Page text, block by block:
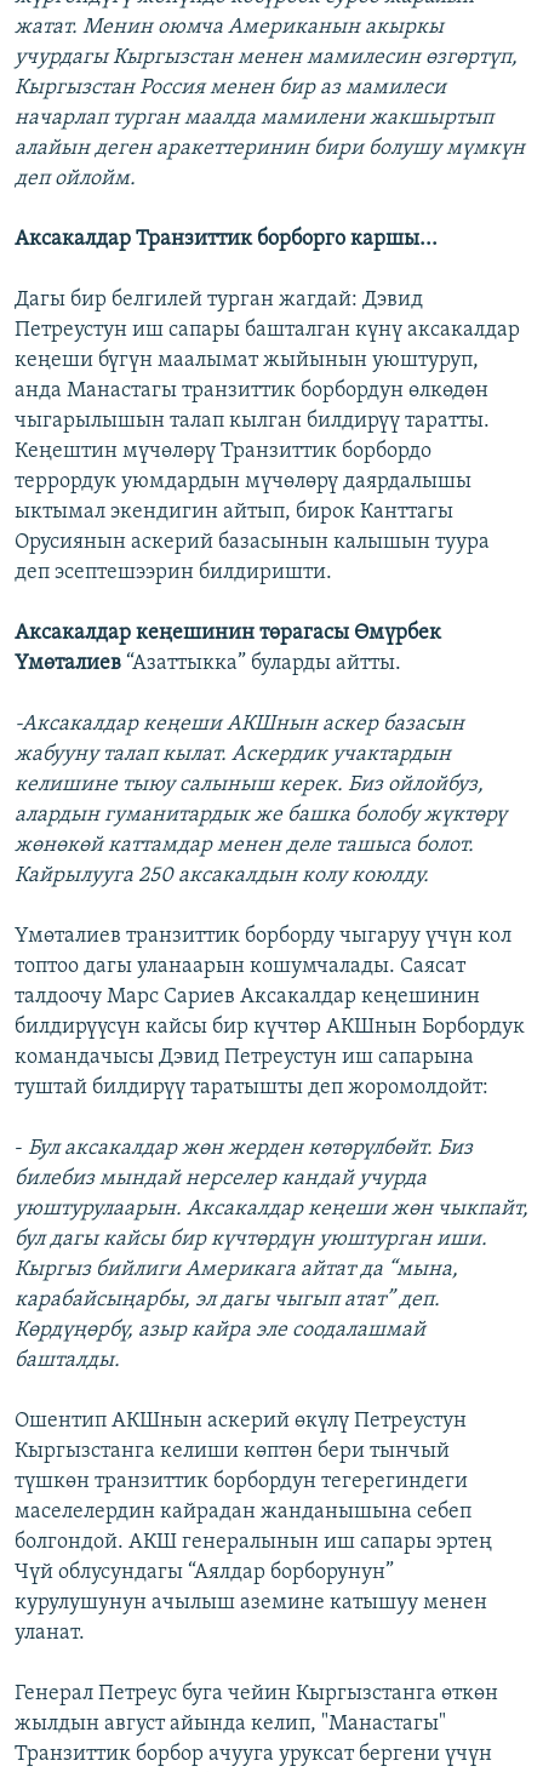
жатат. Менин оюмча Американын акыркы
учурдагы Кыргызстан менен мамилесин өзгөртүп,
Кыргызстан Россия менен бир аз мамилеси
начарлап турган маалда мамилени жакшыртып
алайын деген аракеттеринин бири болушу мүмкүн
деп ойлойм.
Аксакалдар Транзиттик борборго каршы...
Дагы бир белгилей турган жагдай: Дэвид
Петреустун иш сапары башталган күнү аксакалдар
кеңеши бүгүн маалымат жыйынын уюштуруп,
анда Манастагы транзиттик борбордун өлкөдөн
чыгарылышын талап кылган билдирүү таратты.
Кеңештин мүчөлөрү Транзиттик борбордо
террордук уюмдардын мүчөлөрү даярдалышы
ыктымал экендигин айтып, бирок Канттагы
Орусиянын аскерий базасынын калышын туура
деп эсептешээрин билдиришти.
Аксакалдар кеңешинин төрагасы Өмүрбек
Үмөталиев “Азаттыкка” буларды айтты.
-Аксакалдар кеңеши АКШнын аскер базасын
жабууну талап кылат. Аскердик учактардын
келишине тыюу салыныш керек. Биз ойлойбуз,
алардын гуманитардык же башка болобу жүктөрү
жөнөкөй каттамдар менен деле ташыса болот.
Кайрылууга 250 аксакалдын колу коюлду.
Үмөталиев транзиттик борборду чыгаруу үчүн кол
топтоо дагы уланаарын кошумчалады. Саясат
талдоочу Марс Сариев Аксакалдар кеңешинин
билдирүүсүн кайсы бир күчтөр АКШнын Борбордук
командачысы Дэвид Петреустун иш сапарына
туштай билдирүү таратышты деп жоромолдойт:
- Бул аксакалдар жөн жерден көтөрүлбөйт. Биз
билебиз мындай нерселер кандай учурда
уюштурулаарын. Аксакалдар кеңеши жөн чыкпайт,
бул дагы кайсы бир күчтөрдүн уюштурган иши.
Кыргыз бийлиги Америкага айтат да “мына,
карабайсыңарбы, эл дагы чыгып атат” деп.
Көрдүңөрбү, азыр кайра эле соодалашмай
башталды.
Ошентип АКШнын аскерий өкүлү Петреустун
Кыргызстанга келиши көптөн бери тынчый
түшкөн транзиттик борбордун тегерегиндеги
маселелердин кайрадан жанданышына себеп
болгондой. АКШ генералынын иш сапары эртең
Чүй облусундагы “Аялдар борборунун”
курулушунун ачылыш аземине катышуу менен
уланат.
Генерал Петреус буга чейин Кыргызстанга өткөн
жылдын август айында келип, "Манастагы"
Транзиттик борбор ачууга уруксат бергени үчүн